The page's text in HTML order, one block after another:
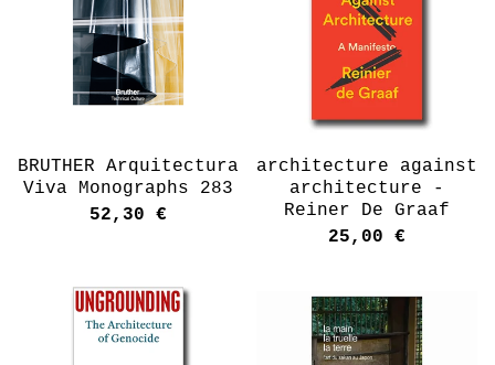
BRUTHER Arquitectura
Viva Monographs 283
52,30 €
architecture against
architecture -
Reiner De Graaf
25,00 €